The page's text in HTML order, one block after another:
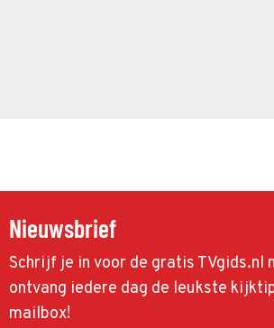
Nieuwsbrief
Schrijf je in voor de gratis TVgids.nl
ontvang iedere dag de leukste
mailbox!